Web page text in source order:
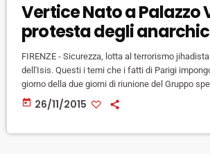
Vertice Nato a Palazzo
protesta degli
FIRENZE - Sicurezza, lotta al terrorismo
dell'Isis. Questi i temi che i fatti di Parigi
giorno della due giorni di riunione del Gruppo
Mediterraneo della Nato, in corso da questa
Vecchio. Ospiti 40 delegazioni parlamentari dei
today 26/11/2015